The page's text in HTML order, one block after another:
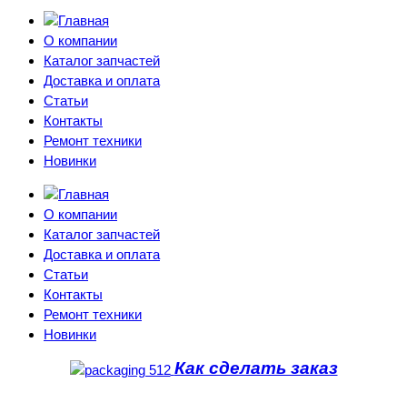
О компании
Каталог запчастей
Доставка и оплата
Статьи
Контакты
Ремонт техники
Новинки
О компании
Каталог запчастей
Доставка и оплата
Статьи
Контакты
Ремонт техники
Новинки
Как сделать заказ